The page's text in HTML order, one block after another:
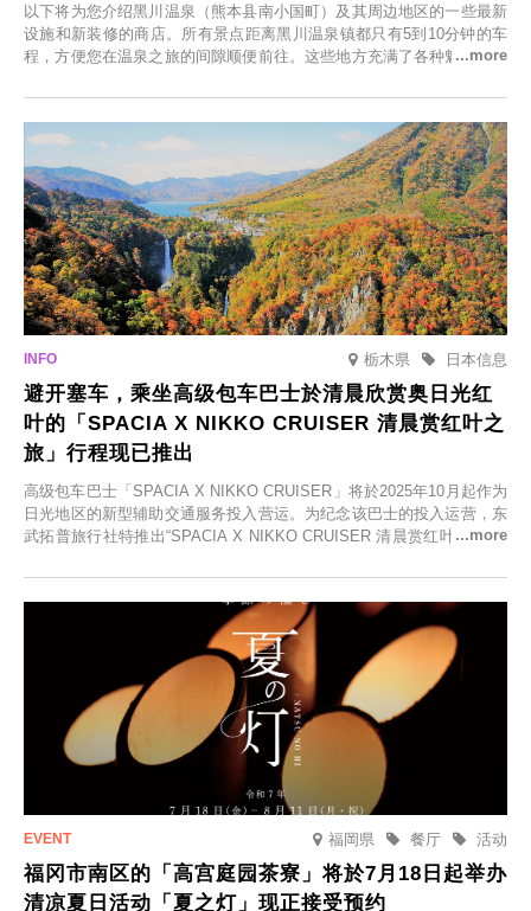
以下将为您介绍黑川温泉（熊本县南小国町）及其周边地区的一些最新
设施和新装修的商店。所有景点距离黑川温泉镇都只有5到10分钟的车
程，方便您在温泉之旅的间隙顺便前往。这些地方充满了各种魅力，包
食材的餐厅。让您体验黑川温泉的全新乐趣。
栃木県 日本信息
避开塞车，乘坐高级包车巴士於清晨欣赏奥日光红
叶的「SPACIA X NIKKO CRUISER 清晨赏红叶之
旅」行程现已推出
高级包车巴士「SPACIA X NIKKO CRUISER」将於2025年10月起作为
日光地区的新型辅助交通服务投入营运。为纪念该巴士的投入运营，东
武拓普旅行社特推出“SPACIA X NIKKO CRUISER 清晨赏红叶之旅”，
福岡県 活动
餐厅
福冈市南区的「高宫庭园茶寮」将於7月18日起举办
清凉夏日活动「夏之灯」现正接受预约